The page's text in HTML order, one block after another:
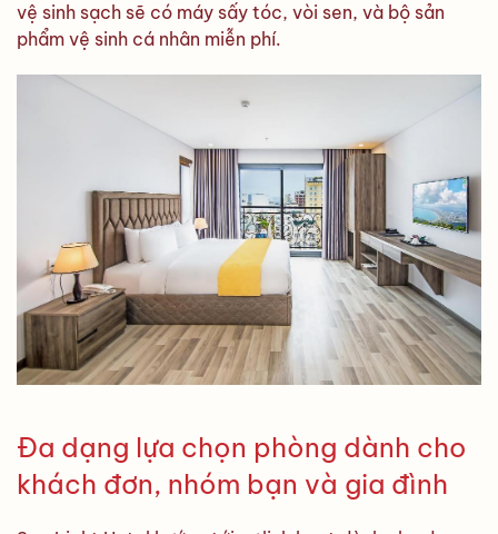
vệ sinh sạch sẽ có máy sấy tóc, vòi sen, và bộ sản
phẩm vệ sinh cá nhân miễn phí.
Đa dạng lựa chọn phòng dành cho
khách đơn, nhóm bạn và gia đình